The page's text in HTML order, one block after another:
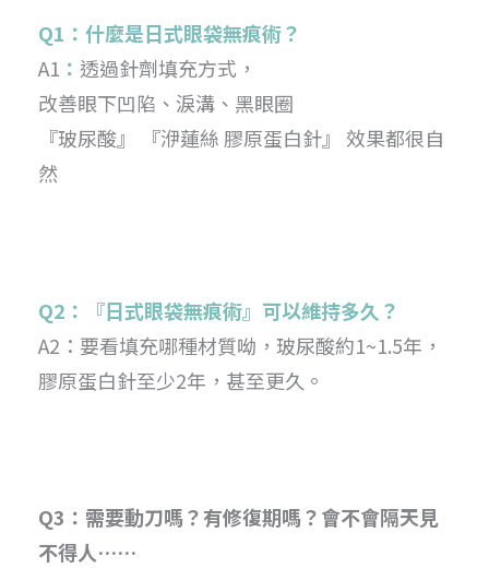
Q1：什麼是日式眼袋無痕術？
A1 ： 透過針劑填充方式，
改善眼下凹陷、淚溝、黑眼圈
『玻尿酸』 『洢蓮絲 膠原蛋白針』 效果都很自
然
Q2：『日式眼袋無痕術』可以維持多久？
A2：要看填充哪種材質呦，玻尿酸約1~1.5年，
膠原蛋白針至少2年，甚至更久。
Q3：需要動刀嗎？有修復期嗎？會不會隔天見
不得人……